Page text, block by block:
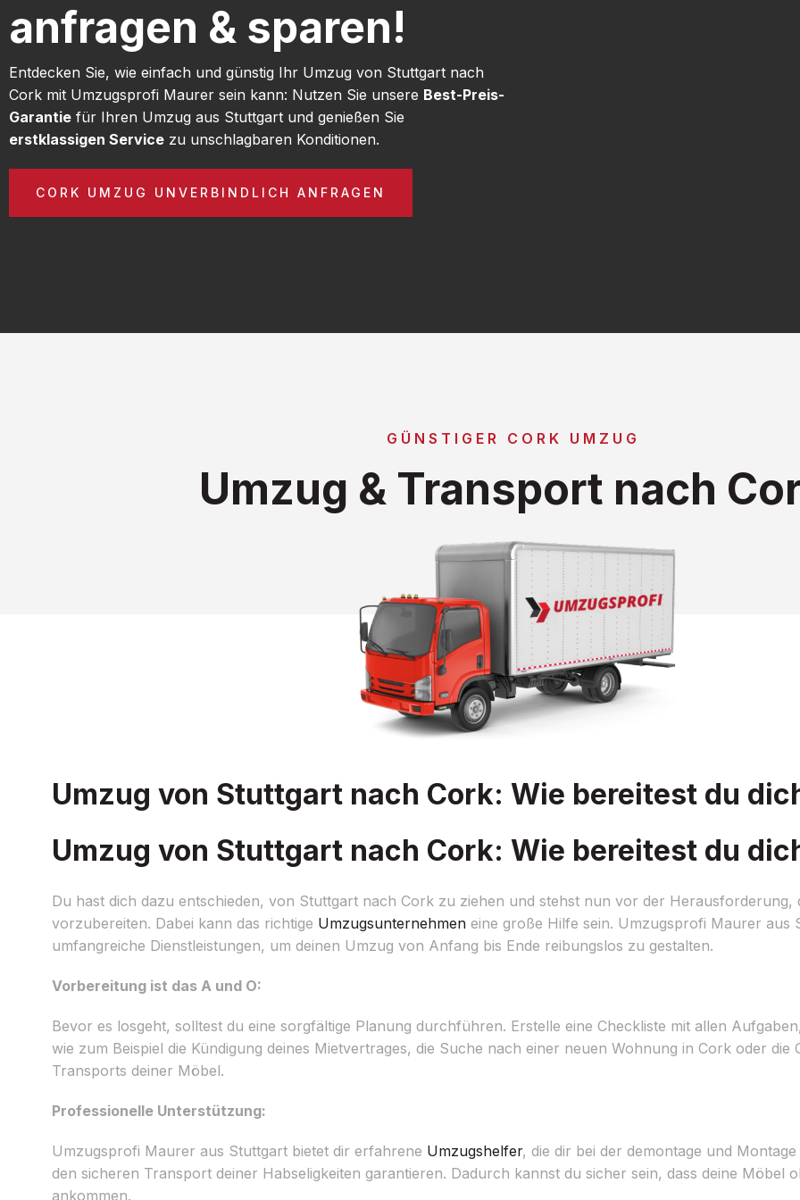
anfragen & sparen!
Entdecken Sie, wie einfach und günstig Ihr Umzug von Stuttgart nach
Cork mit Umzugsprofi Maurer sein kann: Nutzen Sie unsere Best-Preis-
Garantie für Ihren Umzug aus Stuttgart und genießen Sie
erstklassigen Service zu unschlagbaren Konditionen.
CORK UMZUG UNVERBINDLICH ANFRAGEN
GÜNSTIGER CORK UMZUG
Umzug & Transport nach
Umzug von Stuttgart nach Cork: Wie bereitest du
Umzug von Stuttgart nach Cork: Wie bereitest du
Du hast dich dazu entschieden, von Stuttgart nach Cork zu ziehen und stehst nun vor der Herausforderung,
vorzubereiten. Dabei kann das richtige Umzugsunternehmen eine große Hilfe sein. Umzugsprofi Maurer aus
umfangreiche Dienstleistungen, um deinen Umzug von Anfang bis Ende reibungslos zu gestalten.
Vorbereitung ist das A und O:
Bevor es losgeht, solltest du eine sorgfältige Planung durchführen. Erstelle eine Checkliste mit allen
wie zum Beispiel die Kündigung deines Mietvertrages, die Suche nach einer neuen Wohnung in Cork oder die
Transports deiner Möbel.
Professionelle Unterstützung:
Umzugsprofi Maurer aus Stuttgart bietet dir erfahrene Umzugshelfer, die dir bei der demontage und
den sicheren Transport deiner Habseligkeiten garantieren. Dadurch kannst du sicher sein, dass deine Möbel
ankommen.